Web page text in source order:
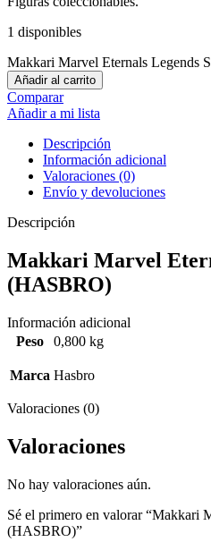
1 disponibles
Makkari Marvel Eternals Legends
Añadir al carrito
Comparar
Añadir a mi lista
Descripción
Información adicional
Valoraciones (0)
Envío y devoluciones
Descripción
Makkari Marvel
(HASBRO)
Información adicional
Peso
0,800 kg
Marca Hasbro
Valoraciones (0)
Valoraciones
No hay valoraciones aún.
Sé el primero en valorar “Makkari
(HASBRO)”